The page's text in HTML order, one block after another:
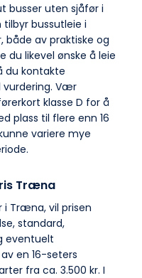
busser uten sjåfør i
bussutleie i
både av praktiske og
du likevel ønske å leie
du kontakte
vurdering. Vær
klasse D for å
plass til flere enn 16
variere mye
Træna
i Træna, vil prisen
standard,
eventuelt
en 16-seters
fra ca. 3.500 kr. I